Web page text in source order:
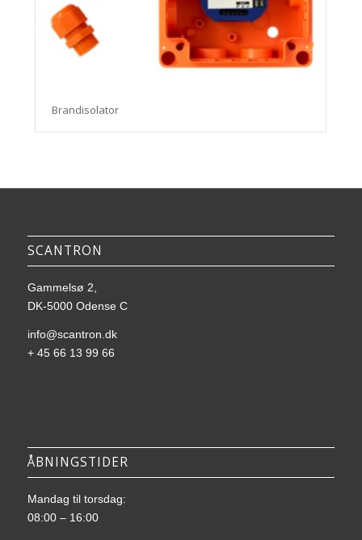
Brandisolator
SCANTRON
Gammelsø 2,
DK-5000 Odense C
info@scantron.dk
+ 45 66 13 99 66
ÅBNINGSTIDER
Mandag til torsdag:
08:00 – 16:00